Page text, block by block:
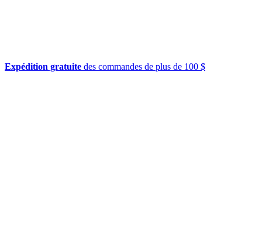
Expédition gratuite des commandes de plus de 100 $